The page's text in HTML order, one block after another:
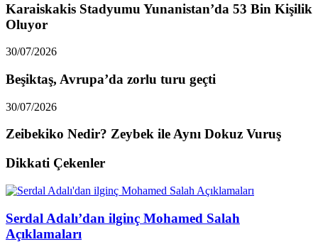
Karaiskakis Stadyumu Yunanistan’da 53 Bin Kişilik
Oluyor
30/07/2026
Beşiktaş, Avrupa’da zorlu turu geçti
30/07/2026
Zeibekiko Nedir? Zeybek ile Aynı Dokuz Vuruş
Dikkati Çekenler
Serdal Adalı’dan ilginç Mohamed Salah
Açıklamaları